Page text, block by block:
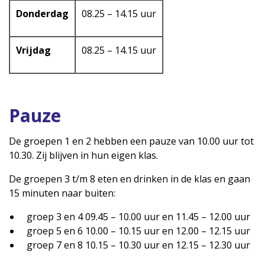
Donderdag 08.25 – 14.15 uur
Vrijdag 08.25 – 14.15 uur
Pauze
De groepen 1 en 2 hebben een pauze van 10.00 uur tot
10.30. Zij blijven in hun eigen klas.
De groepen 3 t/m 8 eten en drinken in de klas en gaan
15 minuten naar buiten:
groep 3 en 4 09.45 – 10.00 uur en 11.45 – 12.00 uur
groep 5 en 6 10.00 – 10.15 uur en 12.00 – 12.15 uur
groep 7 en 8 10.15 – 10.30 uur en 12.15 – 12.30 uur